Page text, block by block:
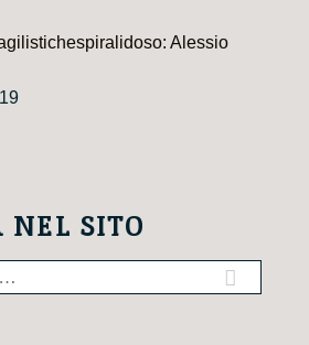
Alessio
NEL SITO